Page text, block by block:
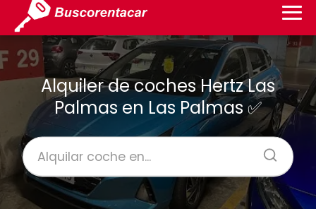
Alquiler de coches Hertz Las
Palmas en Las Palmas ✅